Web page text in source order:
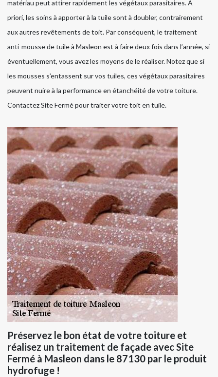
matériau peut attirer rapidement les végétaux parasitaires. A
priori, les soins à apporter à la tuile sont à doubler, contrairement
aux autres revêtements de toit. Par conséquent, le traitement
anti-mousse de tuile à Masleon est à faire deux fois dans l’année, si
éventuellement, vous avez les moyens de le réaliser. Notez que si
les mousses s’entassent sur vos tuiles, ces végétaux parasitaires
peuvent nuire à la performance en étanchéité de votre toiture.
Contactez Site Fermé pour traiter votre toit en tuile.
Préservez le bon état de votre toiture et
réalisez un traitement de façade avec Site
Fermé à Masleon dans le 87130 par le produit
hydrofuge !